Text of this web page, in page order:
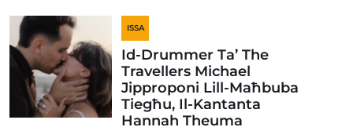
ISSA
Id-Drummer Ta’ The
Travellers Michael
Jipproponi Lill-Maħbuba
Tiegħu, Il-Kantanta
Hannah Theuma